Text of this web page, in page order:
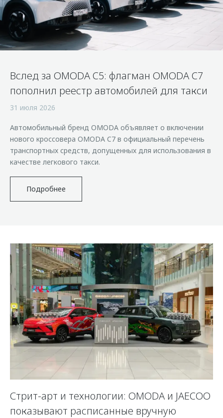
Страхование
Кредитный калькулятор
Аксессуары
Оригинальные аксессуары
Запчасти
Калькулятор трейд-ин
Клиентская поддержка
O&J Автоклуб
Клуб владельцев OMODA
Аксессуары
Одежда и сувениры
Запчасти
Обратная связь
Вслед за OMODA C5: флагман OMODA C7
пополнил реестр автомобилей для такси
31 июля 2026
Автомобильный бренд OMODA объявляет о включении
нового кроссовера OMODA C7 в официальный перечень
транспортных средств, допущенных для использования в
качестве легкового такси.
Подробнее
Стрит-арт и технологии: OMODA и JAECOO
показывают расписанные вручную